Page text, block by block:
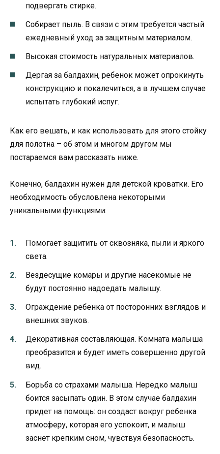
подвергать стирке.
Собирает пыль. В связи с этим требуется частый
ежедневный уход за защитным материалом.
Высокая стоимость натуральных материалов.
Дергая за балдахин, ребенок может опрокинуть
конструкцию и покалечиться, а в лучшем случае
испытать глубокий испуг.
Как его вешать, и как использовать для этого стойку
для полотна – об этом и многом другом мы
постараемся вам рассказать ниже.
Конечно, балдахин нужен для детской кроватки. Его
необходимость обусловлена некоторыми
уникальными функциями:
Помогает защитить от сквозняка, пыли и яркого
света.
Вездесущие комары и другие насекомые не
будут постоянно надоедать малышу.
Ограждение ребенка от посторонних взглядов и
внешних звуков.
Декоративная составляющая. Комната малыша
преобразится и будет иметь совершенно другой
вид.
Борьба со страхами малыша. Нередко малыш
боится засыпать один. В этом случае балдахин
придет на помощь: он создаст вокруг ребенка
атмосферу, которая его успокоит, и малыш
заснет крепким сном, чувствуя безопасность.